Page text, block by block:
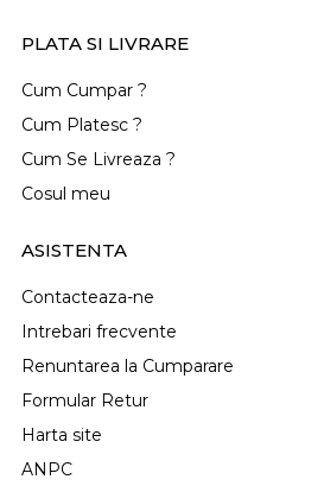
PLATA SI LIVRARE
Cum Cumpar ?
Cum Platesc ?
Cum Se Livreaza ?
Cosul meu
ASISTENTA
Contacteaza-ne
Intrebari frecvente
Renuntarea la Cumparare
Formular Retur
Harta site
ANPC